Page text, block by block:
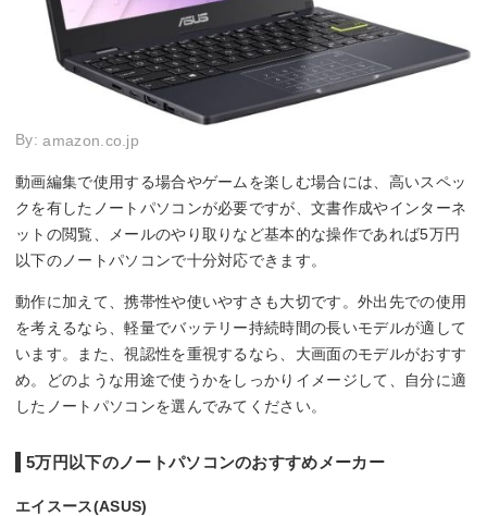
By:amazon.co.jp
動画編集で使用する場合やゲームを楽しむ場合には、高いスペッ
クを有したノートパソコンが必要ですが、文書作成やインターネ
ットの閲覧、メールのやり取りなど基本的な操作であれば5万円
以下のノートパソコンで十分対応できます。
動作に加えて、携帯性や使いやすさも大切です。外出先での使用
を考えるなら、軽量でバッテリー持続時間の長いモデルが適して
います。また、視認性を重視するなら、大画面のモデルがおすす
め。どのような用途で使うかをしっかりイメージして、自分に適
したノートパソコンを選んでみてください。
5万円以下のノートパソコンのおすすめメーカー
エイスース(ASUS)